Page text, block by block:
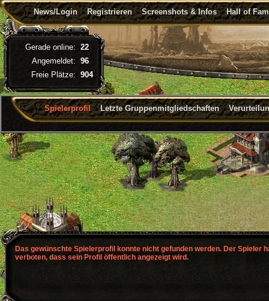
News/Login Registrieren Screenshots & Infos Hall of
Spielerprofil Letzte Gruppenmitgliedschaften
Gerade online: 22
Angemeldet: 96
Freie Plätze: 904
Das gewünschte Spielerprofil konnte nicht gefunden werden. Der Spieler
verboten, dass sein Profil öffentlich angezeigt wird.